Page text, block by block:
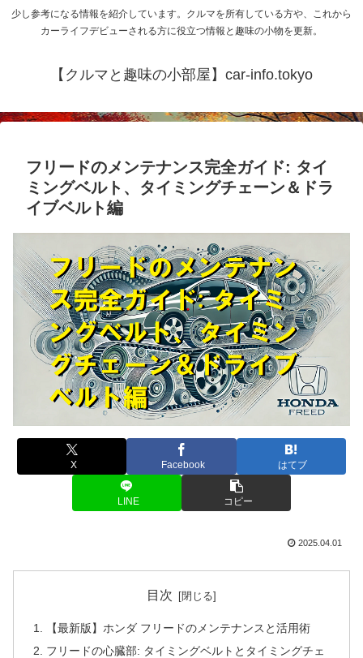
少し参考になる情報を紹介しています。クルマを所有している方や、これから
カーライフデビューされる方に役立つ情報と趣味の小物を更新。
【クルマと趣味の小部屋】car-info.tokyo
フリードのメンテナンス完全ガイド: タイ
ミングベルト、タイミングチェーン＆ドラ
イブベルト編
X Facebook はてブ
LINE コピー
2025.04.01
目次
【最新版】ホンダ フリードのメンテナンスと活用術
フリードの心臓部: タイミングベルトとタイミングチェ